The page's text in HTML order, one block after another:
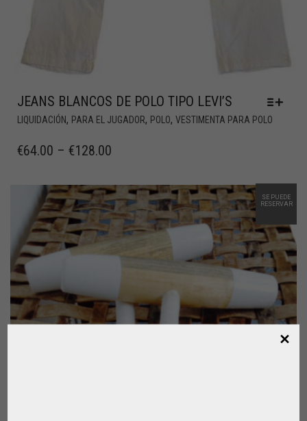
JEANS BLANCOS DE POLO TIPO LEVI’S
LIQUIDACIÓN, PARA EL JUGADOR, POLO, VESTIMENTA PARA POLO
€64.00 – €128.00
SE PUEDE
RESERVAR